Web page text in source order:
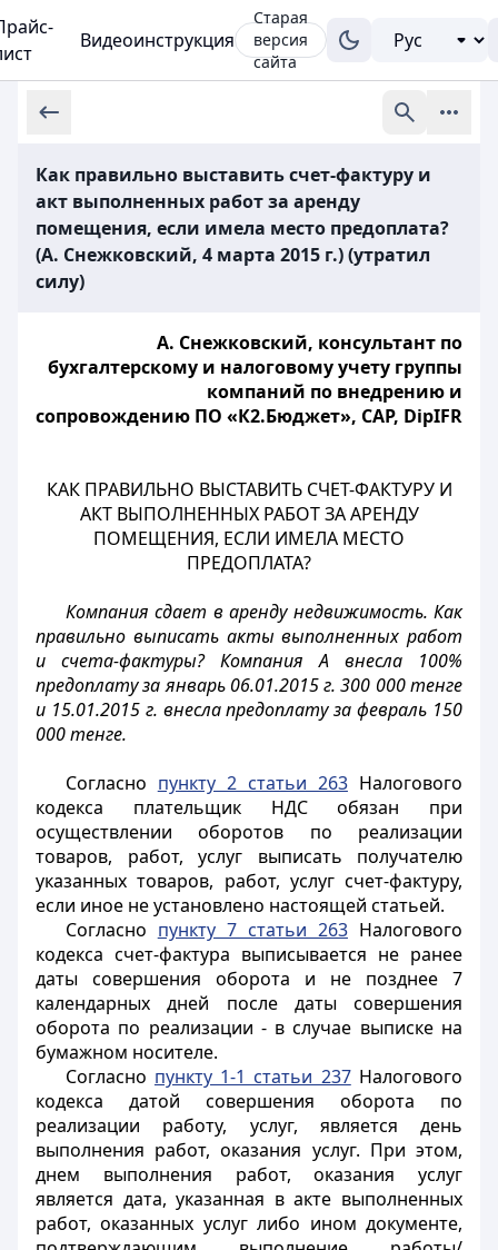
Видеоинструкция
Старая
версия
сайта
Как правильно выставить счет-фактуру и
акт выполненных работ за аренду
помещения, если имела место предоплата?
(А. Снежковский, 4 марта 2015 г.) (утратил
силу)
А. Снежковский, консультант по
бухгалтерскому и налоговому учету группы
компаний по внедрению и
сопровождению ПО «К2.Бюджет», САР, DipIFR
КАК ПРАВИЛЬНО ВЫСТАВИТЬ СЧЕТ-ФАКТУРУ И
АКТ ВЫПОЛНЕННЫХ РАБОТ ЗА АРЕНДУ
ПОМЕЩЕНИЯ, ЕСЛИ ИМЕЛА МЕСТО
ПРЕДОПЛАТА?
Компания сдает в аренду недвижимость. Как
правильно выписать акты выполненных работ
и счета-фактуры? Компания А внесла 100%
предоплату за январь 06.01.2015 г. 300 000 тенге
и 15.01.2015 г. внесла предоплату за февраль 150
000 тенге.
Согласно пункту 2 статьи 263Налогового
кодекса плательщик НДС обязан при
осуществлении оборотов по реализации
товаров, работ, услуг выписать получателю
указанных товаров, работ, услуг счет-фактуру,
если иное не установлено настоящей статьей.
Согласно пункту 7 статьи 263Налогового
кодекса счет-фактура выписывается не ранее
даты совершения оборота и не позднее 7
календарных дней после даты совершения
оборота по реализации - в случае выписке на
бумажном носителе.
Согласно пункту 1-1 статьи 237Налогового
кодекса датой совершения оборота по
реализации работу, услуг, является день
выполнения работ, оказания услуг. При этом,
днем выполнения работ, оказания услуг
является дата, указанная в акте выполненных
работ, оказанных услуг либо ином документе,